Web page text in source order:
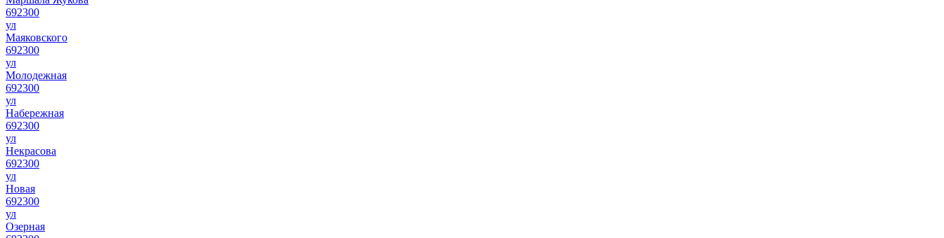
692300
ул
Маяковского
692300
ул
Молодежная
692300
ул
Набережная
692300
ул
Некрасова
692300
ул
Новая
692300
ул
Озерная